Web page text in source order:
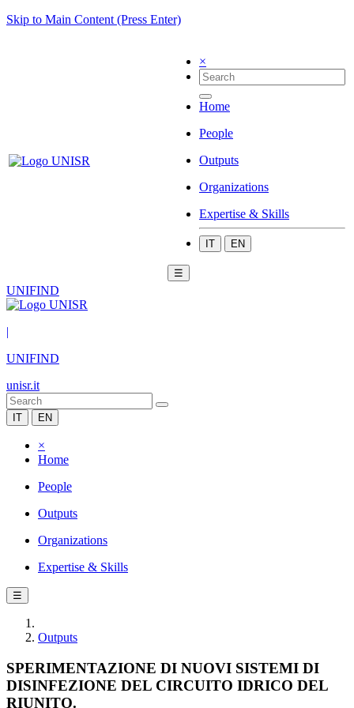
Skip to Main Content (Press Enter)
×
Home
People
Outputs
Organizations
Expertise & Skills
IT EN
☰
UNIFIND
|
UNIFIND
unisr.it
IT EN
×
Home
People
Outputs
Organizations
Expertise & Skills
☰
Outputs
SPERIMENTAZIONE DI NUOVI SISTEMI DI
DISINFEZIONE DEL CIRCUITO IDRICO DEL
RIUNITO.